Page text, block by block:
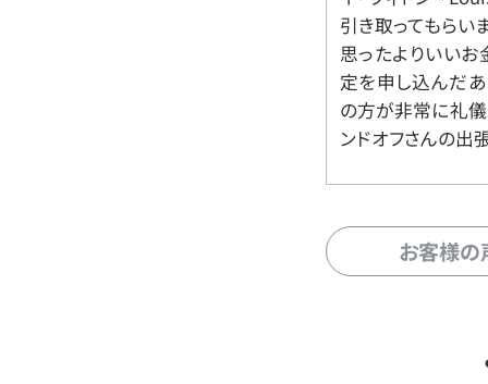
引き取ってもらい
思ったよりいいお
定を申し込んだ
の方が非常に礼儀
ンドオフさんの出
お客様